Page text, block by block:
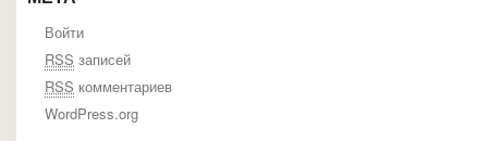
Войти
RSS записей
RSS комментариев
WordPress.org